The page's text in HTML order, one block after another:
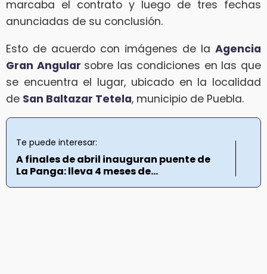
marcaba el contrato y luego de tres fechas
anunciadas de su conclusión.
Esto de acuerdo con imágenes de la Agencia
Gran Angular sobre las condiciones en las que
se encuentra el lugar, ubicado en la localidad
de San Baltazar Tetela, municipio de Puebla.
Te puede interesar:
A finales de abril inauguran puente de
La Panga: lleva 4 meses de...